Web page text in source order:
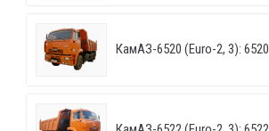
КамАЗ-6520 (Euro-2, 3): 6520